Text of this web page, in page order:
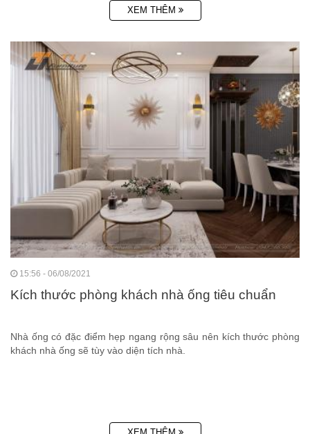
XEM THÊM
15:56 - 06/08/2021
Kích thước phòng khách nhà ống tiêu chuẩn
Nhà ống có đặc điểm hẹp ngang rộng sâu nên kích thước phòng
khách nhà ống sẽ tùy vào diện tích nhà.